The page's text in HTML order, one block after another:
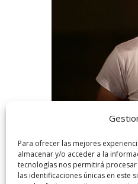
Para ofrecer las mejores
almacenar y/o acceder a la
tecnologías nos permitirá
las identificaciones únicas en este